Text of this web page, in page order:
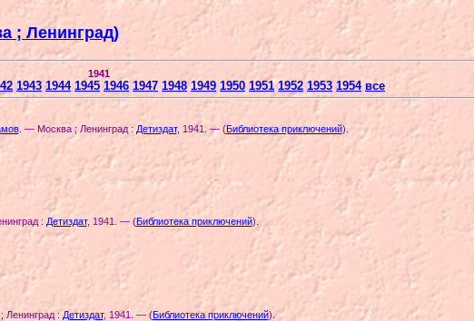
; Ленинград)
1941
1943 1944 1945 1946 1947 1948 1949 1950 1951 1952 1953 1954 все
. — Москва ; Ленинград : Детиздат, 1941. — (Библиотека приключений).
: Детиздат, 1941. — (Библиотека приключений)
: Детиздат, 1941. — (Библиотека приключений).